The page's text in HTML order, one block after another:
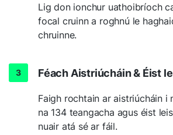
Lig don ionchur uathoibríoch
focal cruinn a roghnú le
chruinne.
Féach Aistriúcháin & Éist
Faigh rochtain ar aistriúcháin i
na 134 teangacha agus éist
nuair atá sé ar fáil.